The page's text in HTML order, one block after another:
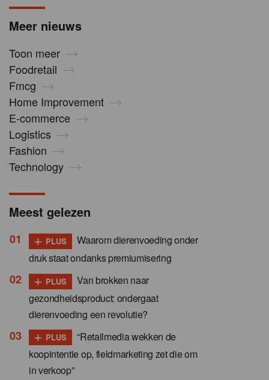
Meer nieuws
Toon meer
Foodretail
Fmcg
Home Improvement
E-commerce
Logistics
Fashion
Technology
Meest gelezen
+ PLUS
Waarom dierenvoeding onder
druk staat ondanks premiumisering
+ PLUS
Van brokken naar
gezondheidsproduct: ondergaat
dierenvoeding een revolutie?
+ PLUS
“Retailmedia wekken de
koopintentie op, fieldmarketing zet die om
in verkoop”